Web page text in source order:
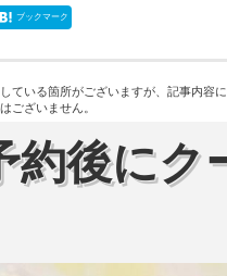
ブックマーク
いる箇所がございますが、記事内容
ございません。
約後にク